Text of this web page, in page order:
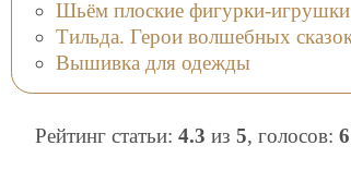
Шьём плоские фигурки-игрушки
Тильда. Герои волшебных
Вышивка для одежды
Рейтинг статьи:4.3 из5, голосов:6